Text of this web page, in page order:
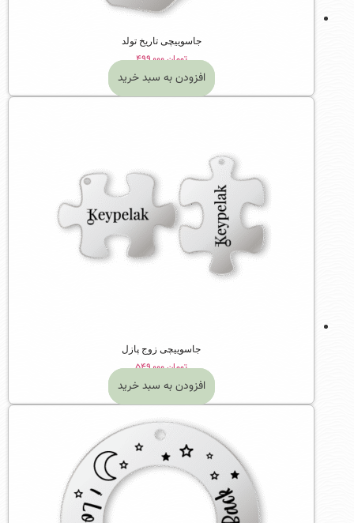
جاسوییچی تاریخ تولد
تومان۴۹۹,۰۰۰
افزودن به سبد خرید
جاسوییچی زوج پازل
تومان۵۴۹,۰۰۰
افزودن به سبد خرید